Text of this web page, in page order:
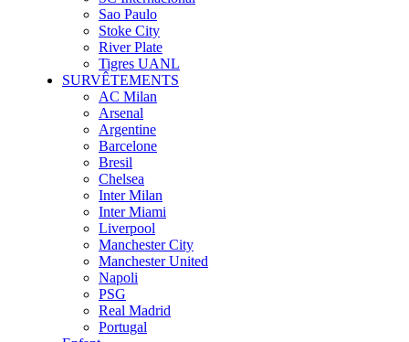
Sao Paulo
Stoke City
River Plate
Tigres UANL
SURVÊTEMENTS
AC Milan
Arsenal
Argentine
Barcelone
Bresil
Chelsea
Inter Milan
Inter Miami
Liverpool
Manchester City
Manchester United
Napoli
PSG
Real Madrid
Portugal